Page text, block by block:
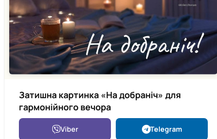
Затишна картинка «На добраніч» для
гармонійного вечора
Viber Telegram